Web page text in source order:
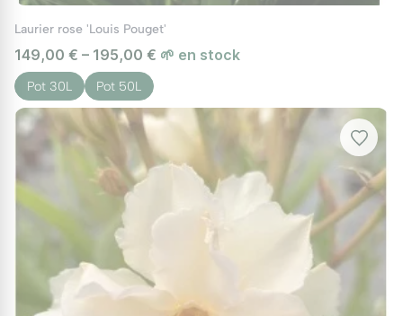
Laurier rose 'Louis Pouget'
149,00 € – 195,00 € 🌱 en stock
Pot 30L Pot 50L